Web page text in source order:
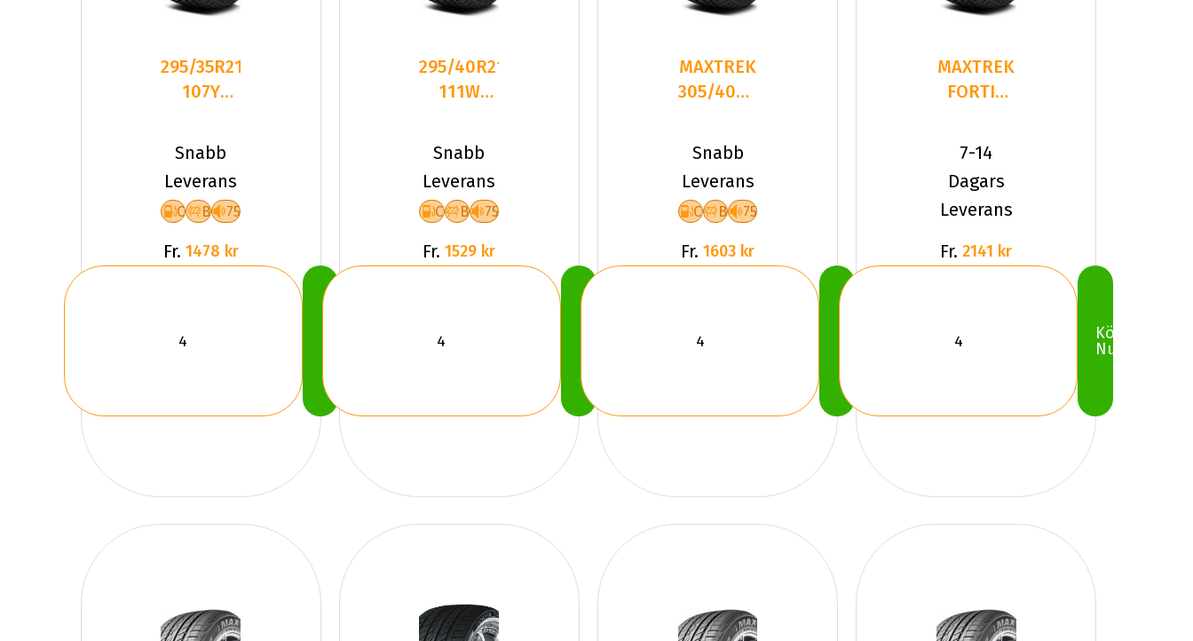
295/35R21
107Y
Fortis T5
Snabb
Leverans
C B 75
Fr. 1478 kr
295/40R21
111W
Fortis T5
Snabb
Leverans
C B 75
Fr. 1529 kr
MAXTREK
305/40R22
FORTIS
T5
Snabb
Leverans
C B 75
Fr. 1603 kr
MAXTREK
FORTIS
245/35ZR20
95 Y XL
7-14
Dagars
Leverans
Fr. 2141 kr
Köp
Nu